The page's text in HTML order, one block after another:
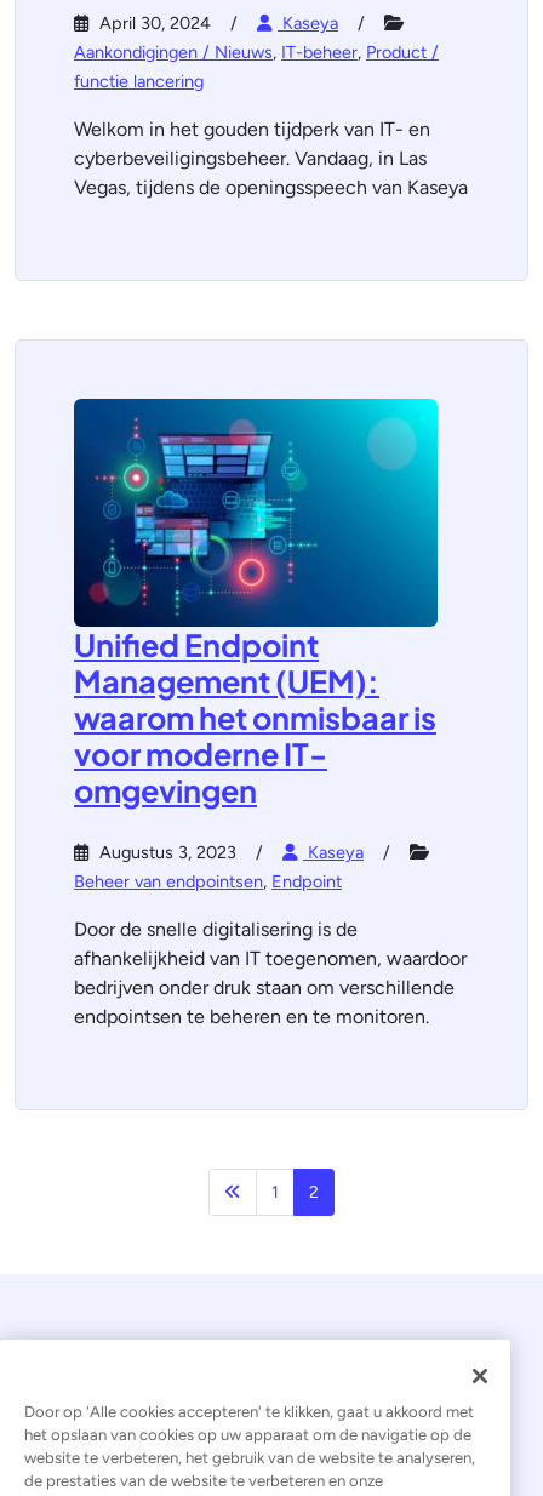
April 30, 2024
Kaseya
Aankondigingen / Nieuws, IT-beheer, Product /
functie lancering
Welkom in het gouden tijdperk van IT- en
cyberbeveiligingsbeheer. Vandaag, in Las
Vegas, tijdens de openingsspeech van Kaseya
Unified Endpoint
Management (UEM):
waarom het onmisbaar is
voor moderne IT-
omgevingen
Augustus 3, 2023
Kaseya
Beheer van endpointsen, Endpoint
Door de snelle digitalisering is de
afhankelijkheid van IT toegenomen, waardoor
bedrijven onder druk staan om verschillende
endpointsen te beheren en te monitoren.
Vorige
1 2
© 2026 Kaseya. Alle rechten voorbehouden.
Door op 'Alle cookies accepteren' te klikken, gaat u akkoord met
het opslaan van cookies op uw apparaat om de navigatie op de
website te verbeteren, het gebruik van de website te analyseren,
de prestaties van de website te verbeteren en onze